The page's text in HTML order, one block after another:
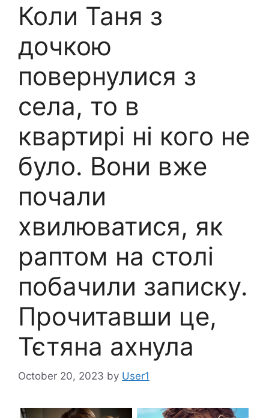
Коли Таня з
дочкою
повернулися з
села, то в
квартирі ні кого не
було. Вони вже
почали
хвилюватися, як
раптом на столі
побачили записку.
Прочитавши це,
Тєтяна ахнула
October 20, 2023 by User1